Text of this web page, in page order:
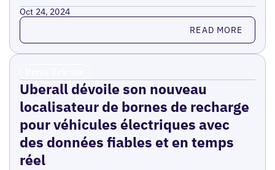
Oct 24, 2024
Read more READ MORE
Uberall dévoile son nouveau
localisateur de bornes de recharge
pour véhicules électriques avec
des données fiables et en temps
réel